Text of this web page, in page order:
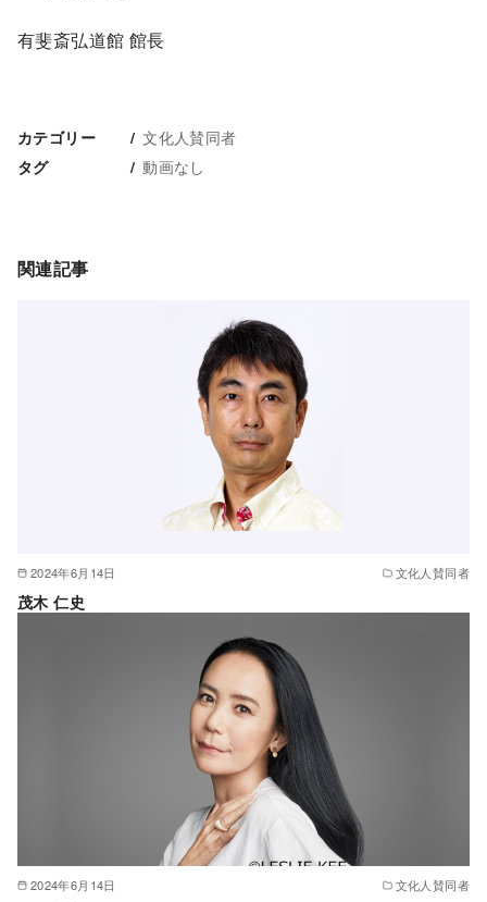
有斐斎弘道館 館長
カテゴリー 文化人賛同者
タグ 動画なし
関連記事
2024年6月14日 文化人賛同者
茂木 仁史
2024年6月14日 文化人賛同者